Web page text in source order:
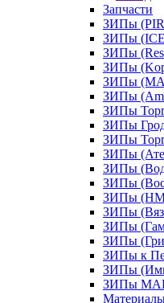
Запчасти
ЗИПы
ЗИПы
ЗИПы
ЗИПы
ЗИПы
ЗИПы
ЗИПы
ЗИПы
ЗИПы
ЗИПы
ЗИПы
ЗИПы
ЗИПы
ЗИПы
ЗИПы
ЗИПы
ЗИПы к
ЗИПы
ЗИПы